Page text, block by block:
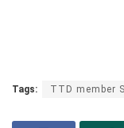
Tags: TTD member